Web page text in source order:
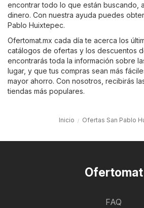
encontrar todo lo que están buscando,
dinero. Con nuestra ayuda puedes
Pablo Huixtepec.
Ofertomat.mx cada día te acerca los
catálogos de ofertas y los descuentos
encontrarás toda la información sobre
lugar, y que tus compras sean más
mayor ahorro. Con nosotros, recibirás
tiendas más populares.
Inicio Ofertas San Pablo
Ofertomat
FAQ